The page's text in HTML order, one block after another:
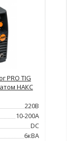
PRO TIG
НАКС
220В
10-200А
DC
6кВА